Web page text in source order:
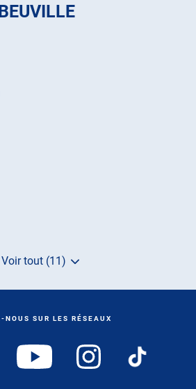
Voir tout (11)
de
de
de
NOUS SUR LES RÉSEAUX